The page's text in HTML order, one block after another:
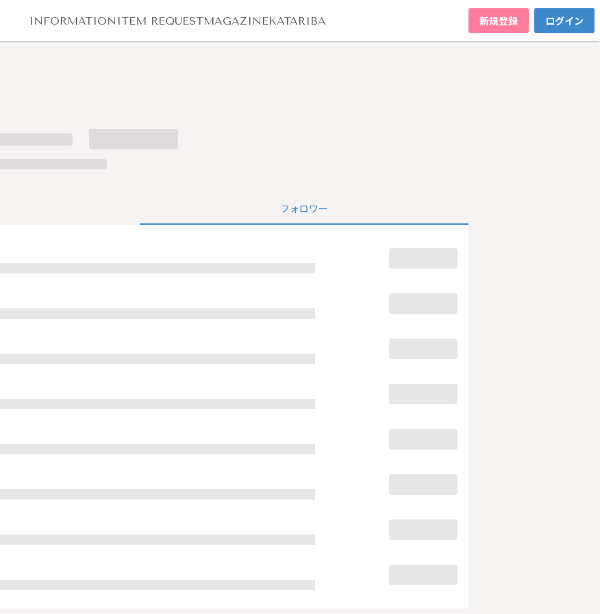
INFORMATION ITEM REQUESTMAGAZINEKATARIBA 新規登録 ログイン
フォロワー